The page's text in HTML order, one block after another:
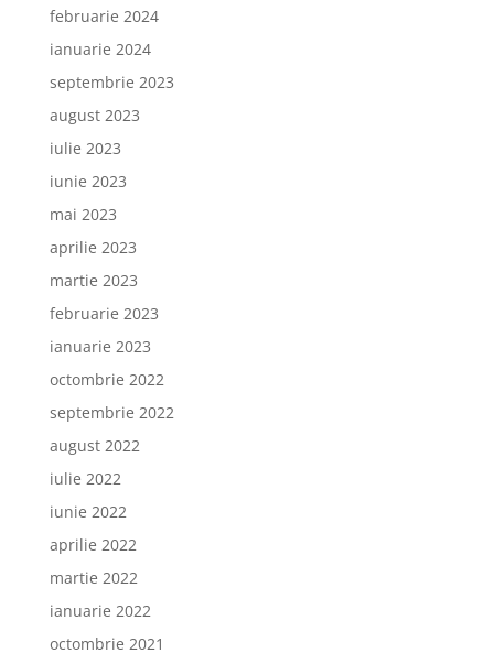
februarie 2024
ianuarie 2024
septembrie 2023
august 2023
iulie 2023
iunie 2023
mai 2023
aprilie 2023
martie 2023
februarie 2023
ianuarie 2023
octombrie 2022
septembrie 2022
august 2022
iulie 2022
iunie 2022
aprilie 2022
martie 2022
ianuarie 2022
octombrie 2021